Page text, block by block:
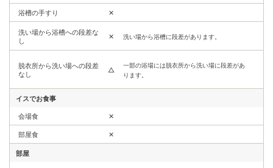
浴槽の手すり ✕
洗い場から浴槽への段差な
し
✕ 洗い場から浴槽に段差があります。
脱衣所から洗い場への段差
なし
△
一部の浴場には脱衣所から洗い場に段差があ
ります。
イスでお食事
会場食 ✕
部屋食 ✕
部屋